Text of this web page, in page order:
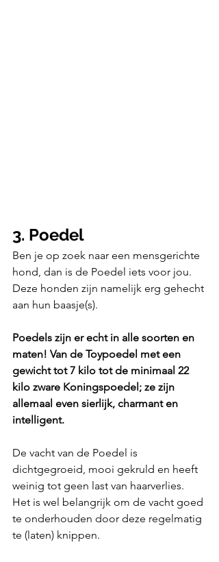
3. Poedel
Ben je op zoek naar een mensgerichte
hond, dan is de Poedel iets voor jou.
Deze honden zijn namelijk erg gehecht
aan hun baasje(s).
Poedels zijn er echt in alle soorten en
maten! Van de Toypoedel met een
gewicht tot 7 kilo tot de minimaal 22
kilo zware Koningspoedel; ze zijn
allemaal even sierlijk, charmant en
intelligent.
De vacht van de Poedel is
dichtgegroeid, mooi gekruld en heeft
weinig tot geen last van haarverlies.
Het is wel belangrijk om de vacht goed
te onderhouden door deze regelmatig
te (laten) knippen.